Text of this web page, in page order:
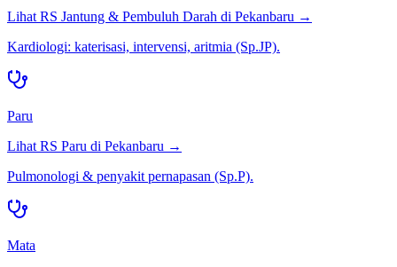
Lihat RS Jantung & Pembuluh Darah di Pekanbaru →
Kardiologi: katerisasi, intervensi, aritmia (Sp.JP).
Paru
Lihat RS Paru di Pekanbaru →
Pulmonologi & penyakit pernapasan (Sp.P).
Mata